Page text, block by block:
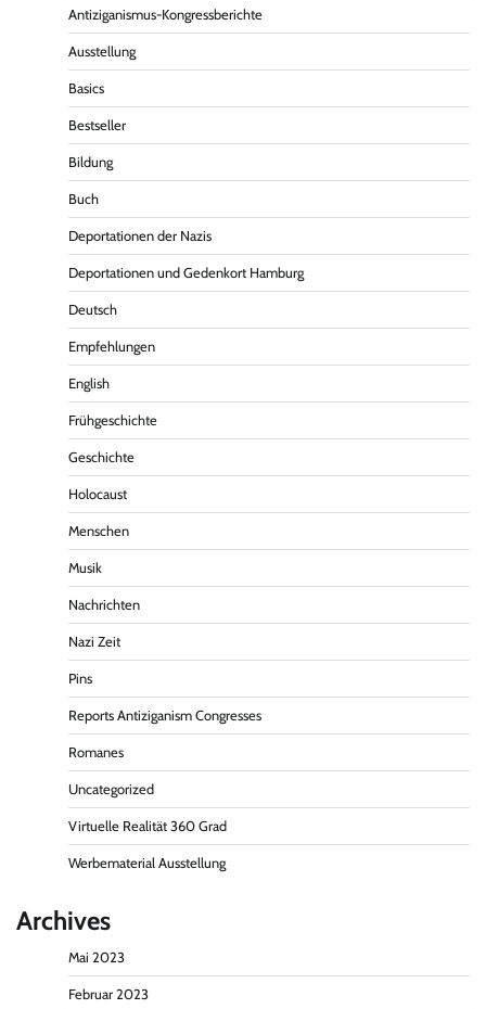
Antiziganismus-Kongressberichte
Ausstellung
Basics
Bestseller
Bildung
Buch
Deportationen der Nazis
Deportationen und Gedenkort Hamburg
Deutsch
Empfehlungen
English
Frühgeschichte
Geschichte
Holocaust
Menschen
Musik
Nachrichten
Nazi Zeit
Pins
Reports Antiziganism Congresses
Romanes
Uncategorized
Virtuelle Realität 360 Grad
Werbematerial Ausstellung
Archives
Mai 2023
Februar 2023